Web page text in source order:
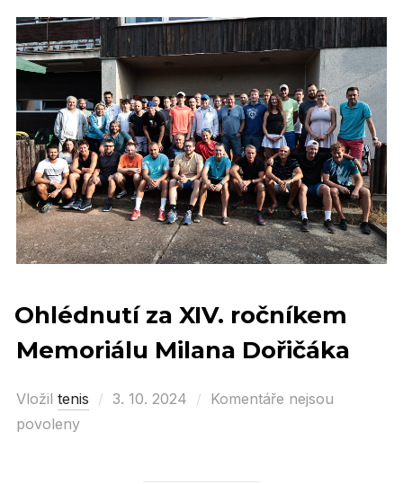
Ohlédnutí za XIV. ročníkem
Memoriálu Milana Dořičáka
Vložil tenis
Posted
3. 10. 2024
Komentáře nejsou
povoleny